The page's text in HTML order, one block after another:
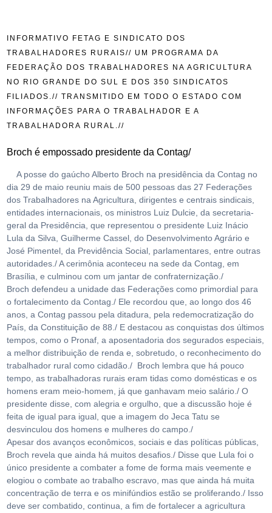
INFORMATIVO FETAG E SINDICATO DOS
TRABALHADORES RURAIS// UM PROGRAMA DA
FEDERAÇÃO DOS TRABALHADORES NA AGRICULTURA
NO RIO GRANDE DO SUL E DOS 350 SINDICATOS
FILIADOS.// TRANSMITIDO EM TODO O ESTADO COM
INFORMAÇÕES PARA O TRABALHADOR E A
TRABALHADORA RURAL.//
Broch é empossado presidente da Contag/
A posse do gaúcho Alberto Broch na presidência da Contag no
dia 29 de maio reuniu mais de 500 pessoas das 27 Federações
dos Trabalhadores na Agricultura, dirigentes e centrais sindicais,
entidades internacionais, os ministros Luiz Dulcie, da secretaria-
geral da Presidência, que representou o presidente Luiz Inácio
Lula da Silva, Guilherme Cassel, do Desenvolvimento Agrário e
José Pimentel, da Previdência Social, parlamentares, entre outras
autoridades./ A cerimônia aconteceu na sede da Contag, em
Brasília, e culminou com um jantar de confraternização./
Broch defendeu a unidade das Federações como primordial para
o fortalecimento da Contag./ Ele recordou que, ao longo dos 46
anos, a Contag passou pela ditadura, pela redemocratização do
País, da Constituição de 88./ E destacou as conquistas dos últimos
tempos, como o Pronaf, a aposentadoria dos segurados especiais,
a melhor distribuição de renda e, sobretudo, o reconhecimento do
trabalhador rural como cidadão./ Broch lembra que há pouco
tempo, as trabalhadoras rurais eram tidas como domésticas e os
homens eram meio-homem, já que ganhavam meio salário./ O
presidente disse, com alegria e orgulho, que a discussão hoje é
feita de igual para igual, que a imagem do Jeca Tatu se
desvinculou dos homens e mulheres do campo./
Apesar dos avanços econômicos, sociais e das políticas públicas,
Broch revela que ainda há muitos desafios./ Disse que Lula foi o
único presidente a combater a fome de forma mais veemente e
elogiou o combate ao trabalho escravo, mas que ainda há muita
concentração de terra e os minifúndios estão se proliferando./ Isso
deve ser combatido, continua, a fim de fortalecer a agricultura